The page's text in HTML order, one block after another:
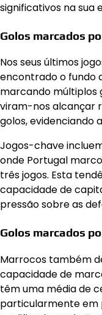
significativos na sua
Golos marcados
Nos seus últimos
encontrado o fundo
marcando múltiplos
viram-nos alcançar
golos, evidenciando
Jogos-chave
onde Portugal
três jogos. Esta
capacidade de
pressão sobre as
Golos marcados
Marrocos também
capacidade de
têm uma média de
particularmente em